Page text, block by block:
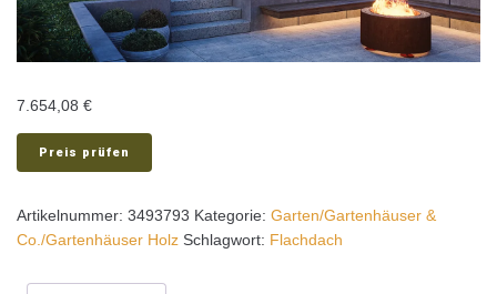
7.654,08 €
Preis prüfen
Artikelnummer: 3493793 Kategorie: Garten/Gartenhäuser &
Co./Gartenhäuser Holz Schlagwort: Flachdach